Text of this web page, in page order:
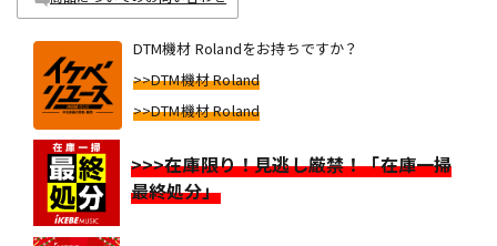
DTM機材 Rolandをお持ちですか？
>>DTM機材 Roland
>>DTM機材 Roland
>>>在庫限り！見逃し厳禁！「在庫一掃
最終処分」